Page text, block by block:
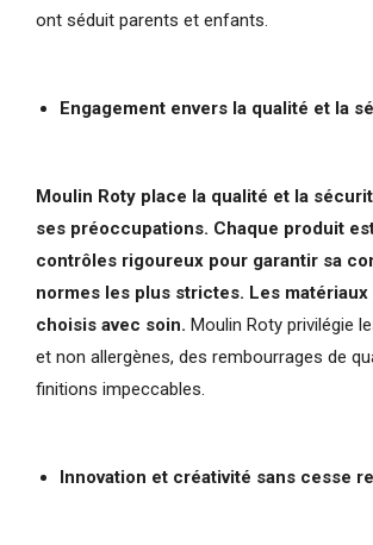
ont séduit parents et enfants.
Engagement envers la qualité et la
Moulin Roty place la qualité et la
ses préoccupations. Chaque produit
contrôles rigoureux pour garantir sa
normes les plus strictes. Les
choisis avec soin. Moulin Roty privilégie
et non allergènes, des rembourrages de
finitions impeccables.
Innovation et créativité sans cesse